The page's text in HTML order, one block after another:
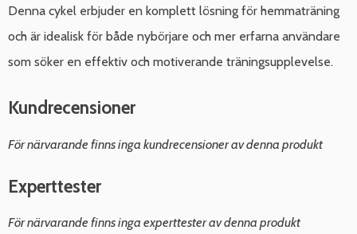
Denna cykel erbjuder en komplett lösning för hemmaträning
och är idealisk för både nybörjare och mer erfarna användare
som söker en effektiv och motiverande träningsupplevelse.
Kundrecensioner
För närvarande finns inga kundrecensioner av denna produkt
Experttester
För närvarande finns inga experttester av denna produkt